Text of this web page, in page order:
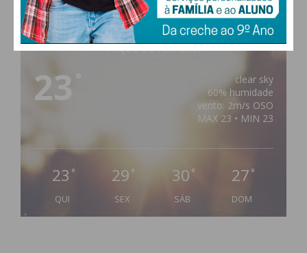
PAÇOS DE FERREIRA
23
clear sky
60% humidade
vento: 2m/s OSO
MAX 23 • MIN 23
23 °
QUI
29 °
SEX
30 °
SÁB
27 °
DOM